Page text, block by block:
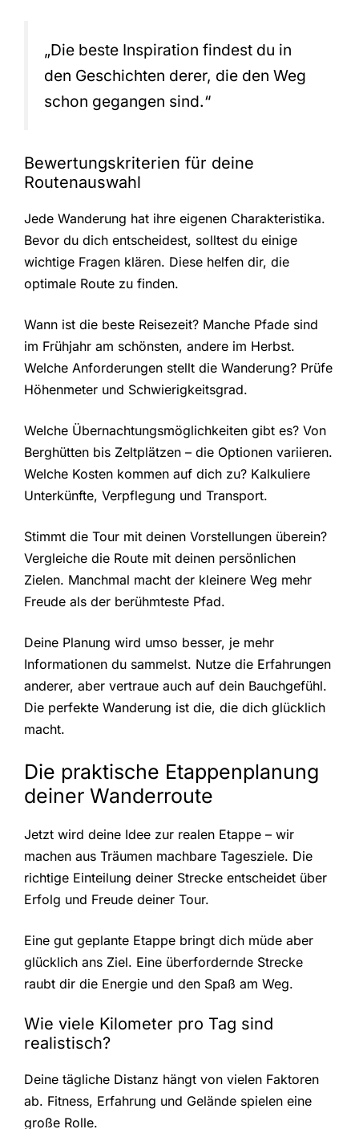
„Die beste Inspiration findest du in
den Geschichten derer, die den Weg
schon gegangen sind.“
Bewertungskriterien für deine
Routenauswahl
Jede Wanderung hat ihre eigenen Charakteristika.
Bevor du dich entscheidest, solltest du einige
wichtige Fragen klären. Diese helfen dir, die
optimale Route zu finden.
Wann ist die beste Reisezeit? Manche Pfade sind
im Frühjahr am schönsten, andere im Herbst.
Welche Anforderungen stellt die Wanderung? Prüfe
Höhenmeter und Schwierigkeitsgrad.
Welche Übernachtungsmöglichkeiten gibt es? Von
Berghütten bis Zeltplätzen – die Optionen variieren.
Welche Kosten kommen auf dich zu? Kalkuliere
Unterkünfte, Verpflegung und Transport.
Stimmt die Tour mit deinen Vorstellungen überein?
Vergleiche die Route mit deinen persönlichen
Zielen. Manchmal macht der kleinere Weg mehr
Freude als der berühmteste Pfad.
Deine Planung wird umso besser, je mehr
Informationen du sammelst. Nutze die Erfahrungen
anderer, aber vertraue auch auf dein Bauchgefühl.
Die perfekte Wanderung ist die, die dich glücklich
macht.
Die praktische Etappenplanung
deiner Wanderroute
Jetzt wird deine Idee zur realen Etappe – wir
machen aus Träumen machbare Tagesziele. Die
richtige Einteilung deiner Strecke entscheidet über
Erfolg und Freude deiner Tour.
Eine gut geplante Etappe bringt dich müde aber
glücklich ans Ziel. Eine überfordernde Strecke
raubt dir die Energie und den Spaß am Weg.
Wie viele Kilometer pro Tag sind
realistisch?
Deine tägliche Distanz hängt von vielen Faktoren
ab. Fitness, Erfahrung und Gelände spielen eine
große Rolle.